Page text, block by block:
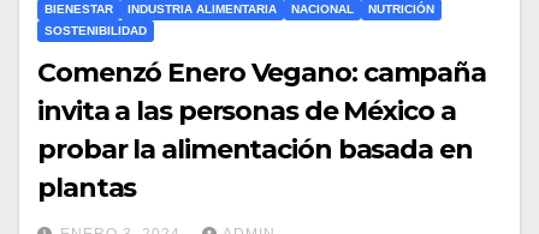
BIENESTAR INDUSTRIA ALIMENTARIA NACIONAL
NUTRICIÓN
SOSTENIBILIDAD
Comenzó Enero Vegano: campaña
invita a las personas de México a
probar la alimentación basada en
plantas